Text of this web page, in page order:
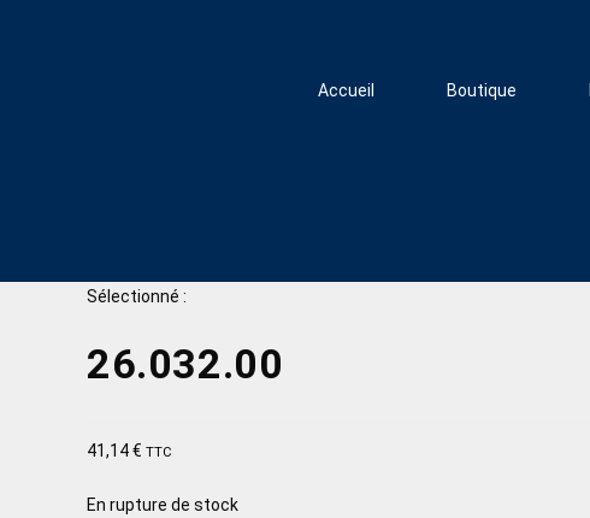
Accueil Boutique
Sélectionné :
26.032.00
41,14€ TTC
En rupture de stock